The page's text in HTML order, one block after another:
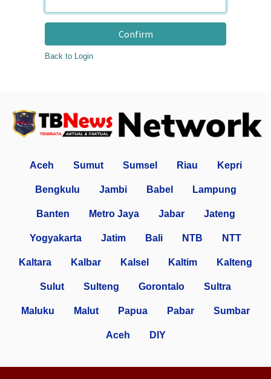
Confirm
Back to Login
Aceh Sumut Sumsel Riau Kepri
Bengkulu Jambi Babel Lampung
Banten Metro Jaya Jabar Jateng
Yogyakarta Jatim Bali NTB NTT
Kaltara Kalbar Kalsel Kaltim Kalteng
Sulut Sulteng Gorontalo Sultra
Maluku Malut Papua Pabar Sumbar
Aceh DIY